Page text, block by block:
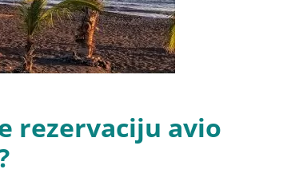
rezervaciju avio